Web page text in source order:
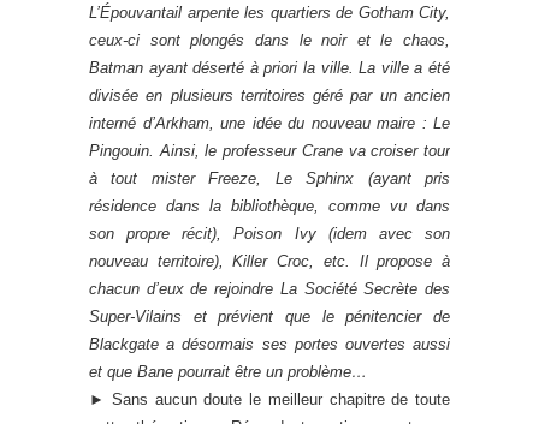
L’Épouvantail arpente les quartiers de Gotham City,
ceux-ci sont plongés dans le noir et le chaos,
Batman ayant déserté à priori la ville. La ville a été
divisée en plusieurs territoires géré par un ancien
interné d’Arkham, une idée du nouveau maire : Le
Pingouin. Ainsi, le professeur Crane va croiser tour
à tout mister Freeze, Le Sphinx (ayant pris
résidence dans la bibliothèque, comme vu dans
son propre récit), Poison Ivy (idem avec son
nouveau territoire), Killer Croc, etc. Il propose à
chacun d’eux de rejoindre La Société Secrète des
Super-Vilains et prévient que le pénitencier de
Blackgate a désormais ses portes ouvertes aussi
et que Bane pourrait être un problème…
► Sans aucun doute le meilleur chapitre de toute